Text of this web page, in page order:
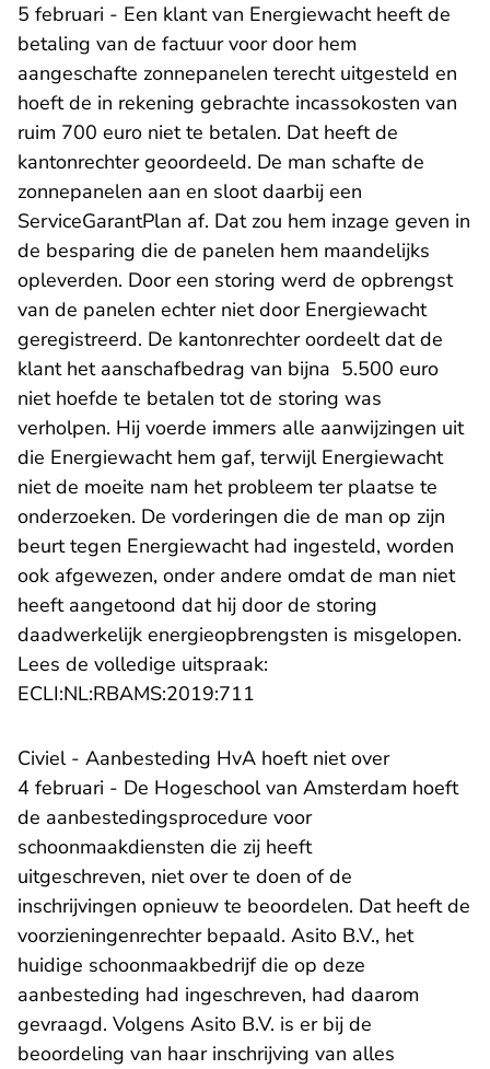
5 februari - Een klant van Energiewacht heeft de
betaling van de factuur voor door hem
aangeschafte zonnepanelen terecht uitgesteld en
hoeft de in rekening gebrachte incassokosten van
ruim 700 euro niet te betalen. Dat heeft de
kantonrechter geoordeeld. De man schafte de
zonnepanelen aan en sloot daarbij een
ServiceGarantPlan af. Dat zou hem inzage geven in
de besparing die de panelen hem maandelijks
opleverden. Door een storing werd de opbrengst
van de panelen echter niet door Energiewacht
geregistreerd. De kantonrechter oordeelt dat de
klant het aanschafbedrag van bijna 5.500 euro
niet hoefde te betalen tot de storing was
verholpen. Hij voerde immers alle aanwijzingen uit
die Energiewacht hem gaf, terwijl Energiewacht
niet de moeite nam het probleem ter plaatse te
onderzoeken. De vorderingen die de man op zijn
beurt tegen Energiewacht had ingesteld, worden
ook afgewezen, onder andere omdat de man niet
heeft aangetoond dat hij door de storing
daadwerkelijk energieopbrengsten is misgelopen.
Lees de volledige uitspraak:
ECLI:NL:RBAMS:2019:711
Civiel - Aanbesteding HvA hoeft niet over
4 februari - De Hogeschool van Amsterdam hoeft
de aanbestedingsprocedure voor
schoonmaakdiensten die zij heeft
uitgeschreven, niet over te doen of de
inschrijvingen opnieuw te beoordelen. Dat heeft de
voorzieningenrechter bepaald. Asito B.V., het
huidige schoonmaakbedrijf die op deze
aanbesteding had ingeschreven, had daarom
gevraagd. Volgens Asito B.V. is er bij de
beoordeling van haar inschrijving van alles